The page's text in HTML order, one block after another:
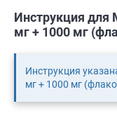
Инструкция для
мг + 1000 мг
Инструкция
мг + 1000 мг